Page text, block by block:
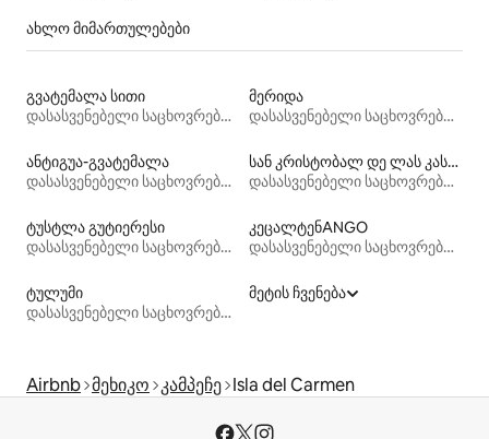
ახლო მიმართულებები
გვატემალა სითი
დასასვენებელი საცხოვრებლები
მერიდა
დასასვენებელი საცხოვრებლები
ანტიგუა-გვატემალა
დასასვენებელი საცხოვრებლები
სან კრისტობალ დე ლას კასას
დასასვენებელი საცხოვრებლები
ტუსტლა გუტიერესი
დასასვენებელი საცხოვრებლები
კეცალტენANGO
დასასვენებელი საცხოვრებლები
ტულუმი
დასასვენებელი საცხოვრებლები
მეტის ჩვენება
Airbnb მეხიკო კამპეჩე Isla del Carmen